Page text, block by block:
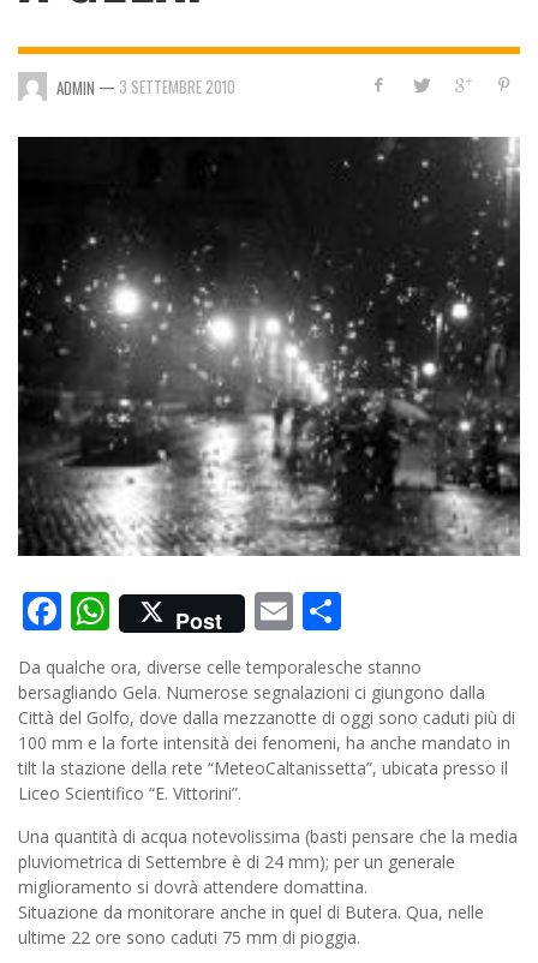
ADMIN — 3 SETTEMBRE 2010
Facebook
WhatsApp
Post Email
Da qualche ora, diverse celle temporalesche stanno
bersagliando Gela. Numerose segnalazioni ci giungono dalla
Città del Golfo, dove dalla mezzanotte di oggi sono caduti più di
100 mm e la forte intensità dei fenomeni, ha anche mandato in
tilt la stazione della rete “MeteoCaltanissetta”, ubicata presso il
Liceo Scientifico “E. Vittorini”.
Una quantità di acqua notevolissima (basti pensare che la media
pluviometrica di Settembre è di 24 mm); per un generale
miglioramento si dovrà attendere domattina.
Situazione da monitorare anche in quel di Butera. Qua, nelle
ultime 22 ore sono caduti 75 mm di pioggia.